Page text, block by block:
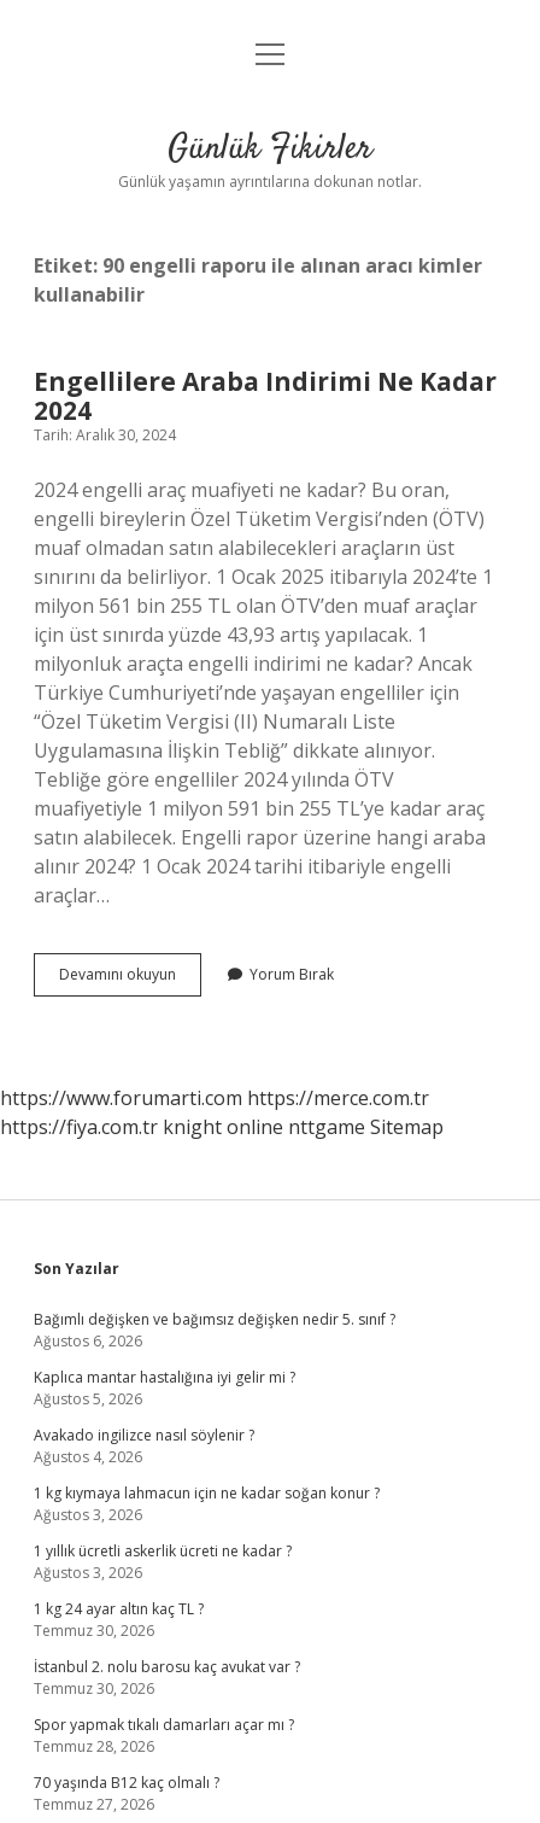
Anasayfa
Yasal Uyarı
menüyü
Günlük Fikirler
Günlük yaşamın ayrıntılarına dokunan notlar.
Etiket: 90 engelli raporu ile alınan aracı kimler
kullanabilir
Engellilere Araba Indirimi Ne Kadar
2024
Tarih: Aralık 30, 2024
2024 engelli araç muafiyeti ne kadar? Bu oran,
engelli bireylerin Özel Tüketim Vergisi’nden (ÖTV)
muaf olmadan satın alabilecekleri araçların üst
sınırını da belirliyor. 1 Ocak 2025 itibarıyla 2024’te 1
milyon 561 bin 255 TL olan ÖTV’den muaf araçlar
için üst sınırda yüzde 43,93 artış yapılacak. 1
milyonluk araçta engelli indirimi ne kadar? Ancak
Türkiye Cumhuriyeti’nde yaşayan engelliler için
“Özel Tüketim Vergisi (II) Numaralı Liste
Uygulamasına İlişkin Tebliğ” dikkate alınıyor.
Tebliğe göre engelliler 2024 yılında ÖTV
muafiyetiyle 1 milyon 591 bin 255 TL’ye kadar araç
satın alabilecek. Engelli rapor üzerine hangi araba
alınır 2024? 1 Ocak 2024 tarihi itibariyle engelli
araçlar…
Devamını okuyun Engellilere
Araba
Yorum Bırak
https://www.forumarti.com https://merce.com.tr
https://fiya.com.tr knight online nttgame Sitemap
Sidebar
Son Yazılar
Bağımlı değişken ve bağımsız değişken nedir 5. sınıf ?
Ağustos 6, 2026
Kaplıca mantar hastalığına iyi gelir mi ?
Ağustos 5, 2026
Avakado ingilizce nasıl söylenir ?
Ağustos 4, 2026
1 kg kıymaya lahmacun için ne kadar soğan konur ?
Ağustos 3, 2026
1 yıllık ücretli askerlik ücreti ne kadar ?
Ağustos 3, 2026
1 kg 24 ayar altın kaç TL ?
Temmuz 30, 2026
İstanbul 2. nolu barosu kaç avukat var ?
Temmuz 30, 2026
Spor yapmak tıkalı damarları açar mı ?
Temmuz 28, 2026
70 yaşında B12 kaç olmalı ?
Temmuz 27, 2026